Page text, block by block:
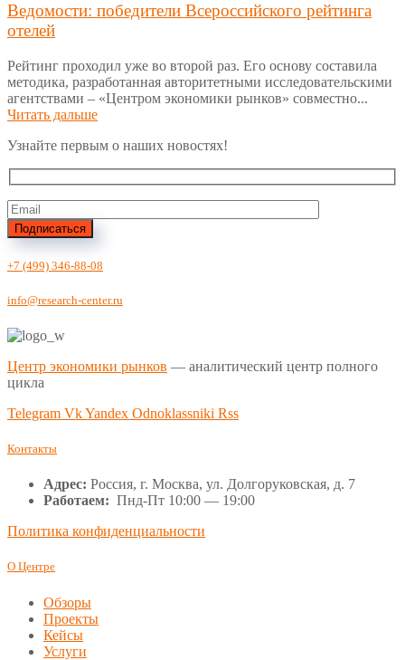
Ведомости: победители Всероссийского рейтинга
отелей
Рейтинг проходил уже во второй раз. Его основу составила
методика, разработанная авторитетными исследовательскими
агентствами – «Центром экономики рынков» совместно...
Читать дальше
Узнайте первым о наших новостях!
Подписаться
+7 (499) 346-88-08
info@research-center.ru
Центр экономики рынков — аналитический центр полного
цикла
Telegram VkYandex Odnoklassniki Rss
Контакты
Адрес: Россия, г. Москва, ул. Долгоруковская, д. 7
Работаем: Пнд-Пт 10:00 — 19:00
Политика конфиденциальности
О Центре
Обзоры
Проекты
Кейсы
Услуги